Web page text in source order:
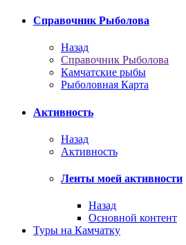
Справочник Рыболова
Назад
Справочник Рыболова
Камчатские рыбы
Рыболовная Карта
Активность
Назад
Активность
Ленты моей активности
Назад
Основной контент
Туры на Камчатку